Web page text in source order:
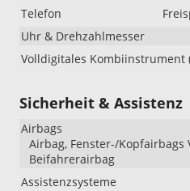
Telefon
Uhr & Drehzahlmesser
Volldigitales Kombiinstrument
Sicherheit & Assistenz
Airbags
Airbag, Fenster-/Kopfairbags
Beifahrerairbag
Assistenzsysteme